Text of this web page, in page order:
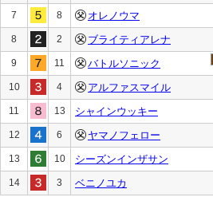
7 8 オレノウマ
8 2 ブライティアレナ
9 11 バトルソニック
10 4 アルファスマイル
11 13 シャインウッキー
12 6 ヤマノフェロー
13 10 シーズンインザサン
14 3 ベニノユカ